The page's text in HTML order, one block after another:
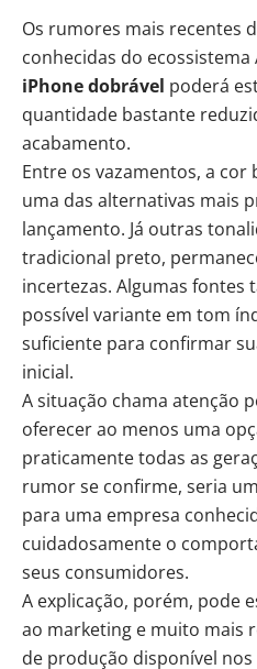
Os rumores mais recentes
conhecidas do
iPhone dobrável poderá
quantidade bastante
acabamento.
Entre os vazamentos, a cor
uma das alternativas mais
lançamento. Já outras
tradicional preto,
incertezas. Algumas fontes
possível variante em tom
suficiente para confirmar
inicial.
A situação chama atenção
oferecer ao menos uma
praticamente todas as
rumor se confirme, seria
para uma empresa
cuidadosamente o
seus consumidores.
A explicação, porém, pode
ao marketing e muito mais
de produção disponível